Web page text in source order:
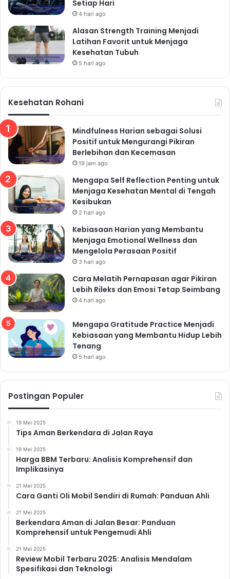
Setiap Hari
4 hari ago
Alasan Strength Training Menjadi
Latihan Favorit untuk Menjaga
Kesehatan Tubuh
5 hari ago
Kesehatan Rohani
Mindfulness Harian sebagai Solusi
Positif untuk Mengurangi Pikiran
Berlebihan dan Kecemasan
19 jam ago
Mengapa Self Reflection Penting untuk
Menjaga Kesehatan Mental di Tengah
Kesibukan
2 hari ago
Kebiasaan Harian yang Membantu
Menjaga Emotional Wellness dan
Mengelola Perasaan Positif
3 hari ago
Cara Melatih Pernapasan agar Pikiran
Lebih Rileks dan Emosi Tetap Seimbang
4 hari ago
Mengapa Gratitude Practice Menjadi
Kebiasaan yang Membantu Hidup Lebih
Tenang
5 hari ago
Postingan Populer
19 Mei 2025
Tips Aman Berkendara di Jalan Raya
19 Mei 2025
Harga BBM Terbaru: Analisis Komprehensif dan
Implikasinya
21 Mei 2025
Cara Ganti Oli Mobil Sendiri di Rumah: Panduan Ahli
21 Mei 2025
Berkendara Aman di Jalan Besar: Panduan
Komprehensif untuk Pengemudi Ahli
21 Mei 2025
Review Mobil Terbaru 2025: Analisis Mendalam
Spesifikasi dan Teknologi